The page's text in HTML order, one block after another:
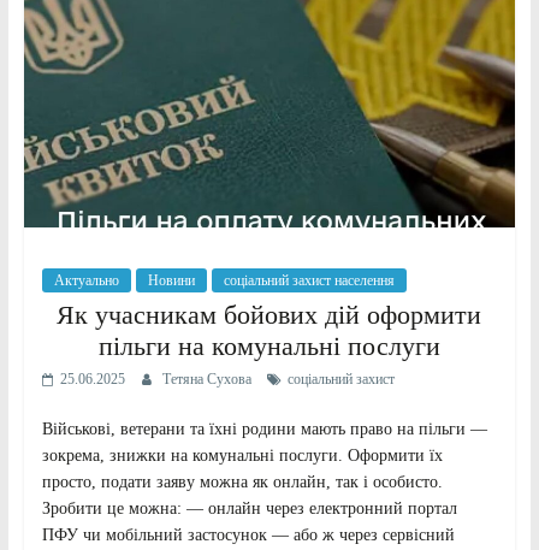
Актуально Новини соціальний захист населення
Як учасникам бойових дій оформити
пільги на комунальні послуги
25.06.2025 Тетяна Сухова соціальний захист
Військові, ветерани та їхні родини мають право на пільги —
зокрема, знижки на комунальні послуги. Оформити їх
просто, подати заяву можна як онлайн, так і особисто.
Зробити це можна: — онлайн через електронний портал
ПФУ чи мобільний застосунок — або ж через сервісний